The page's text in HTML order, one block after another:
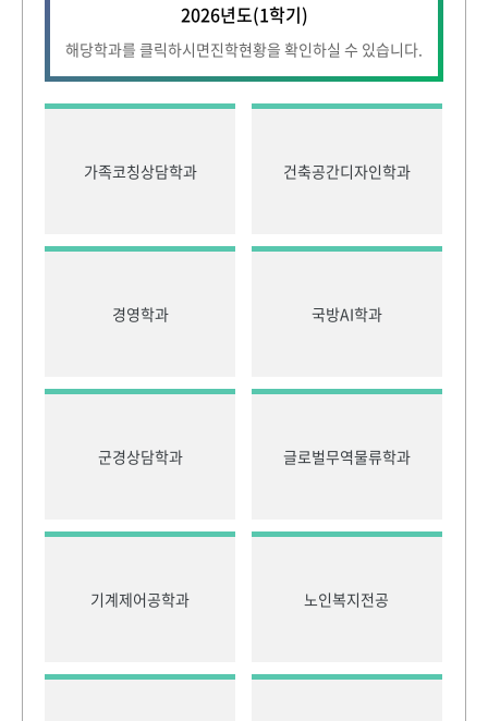
2026년도(1학기)
해당학과를 클릭하시면진학현황을 확인하실 수 있습니다.
가족코칭상담학과 건축공간디자인학과
경영학과 국방AI학과
군경상담학과 글로벌무역물류학과
기계제어공학과 노인복지전공